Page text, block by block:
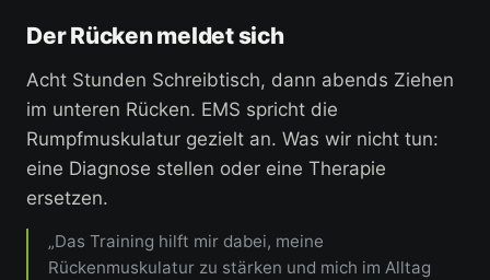
Der Rücken meldet sich
Acht Stunden Schreibtisch, dann abends Ziehen
im unteren Rücken. EMS spricht die
Rumpfmuskulatur gezielt an. Was wir nicht tun:
eine Diagnose stellen oder eine Therapie
ersetzen.
„Das Training hilft mir dabei, meine
Rückenmuskulatur zu stärken und mich im Alltag